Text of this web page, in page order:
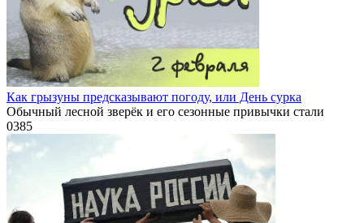
Как грызуны предсказывают погоду, или День сурка
Обычный лесной зверёк и его сезонные привычки стали
0385